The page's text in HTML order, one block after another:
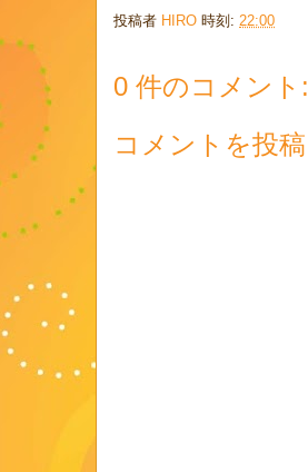
投稿者 HIRO 時刻: 22:00
0 件のコメント:
コメントを投稿